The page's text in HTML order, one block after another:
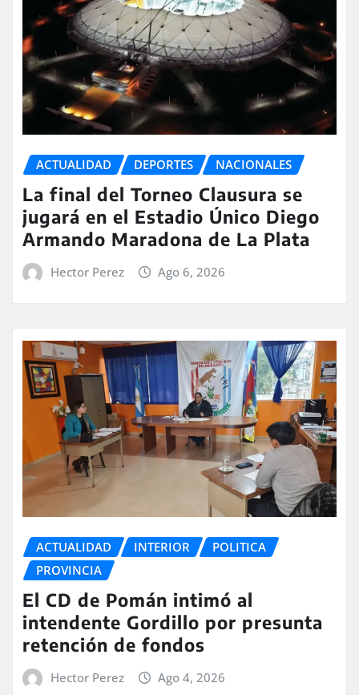
ACTUALIDAD DEPORTES NACIONALES
La final del Torneo Clausura se
jugará en el Estadio Único Diego
Armando Maradona de La Plata
Hector Perez Ago 6, 2026
ACTUALIDAD INTERIOR
POLITICA
PROVINCIA
El CD de Pomán intimó al
intendente Gordillo por presunta
retención de fondos
Hector Perez Ago 4, 2026